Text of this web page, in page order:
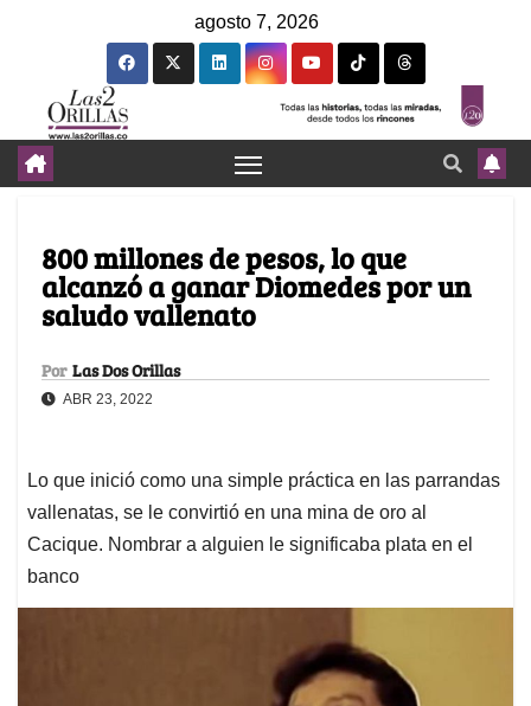
agosto 7, 2026
800 millones de pesos, lo que
alcanzó a ganar Diomedes por un
saludo vallenato
Por Las Dos Orillas
ABR 23, 2022
Lo que inició como una simple práctica en las parrandas
vallenatas, se le convirtió en una mina de oro al
Cacique. Nombrar a alguien le significaba plata en el
banco